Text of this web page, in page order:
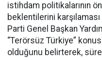
istihdam politikalarının
beklentilerini
Parti Genel Başkan
“Terörsüz Türkiye”
olduğunu belirterek,